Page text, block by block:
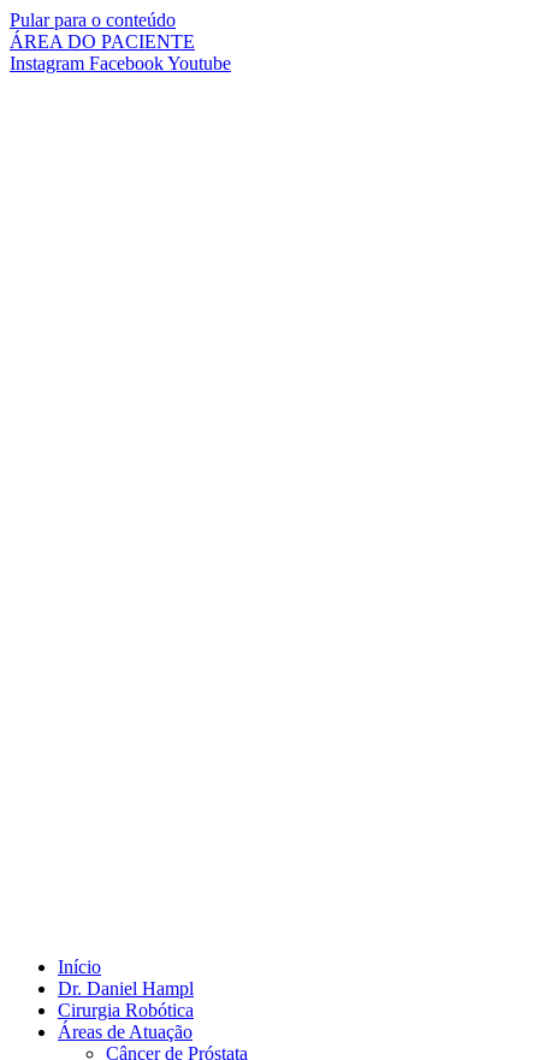
Pular para o conteúdo
ÁREA DO PACIENTE
Instagram FacebookYoutube
Início
Dr. Daniel Hampl
Cirurgia Robótica
Áreas de Atuação
Câncer de Próstata